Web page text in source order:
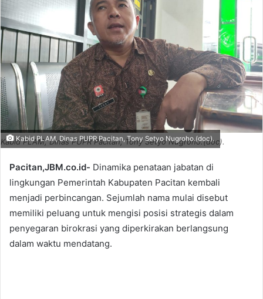
Kabid PLAM, Dinas PUPR Pacitan, Tony Setyo Nugroho.(doc).
Kabid PLAM, Dinas PUPR Pacitan, Tony Setyo Nugroho.(doc).
Pacitan,JBM.co.id- Dinamika penataan jabatan di
lingkungan Pemerintah Kabupaten Pacitan kembali
menjadi perbincangan. Sejumlah nama mulai disebut
memiliki peluang untuk mengisi posisi strategis dalam
penyegaran birokrasi yang diperkirakan berlangsung
dalam waktu mendatang.